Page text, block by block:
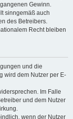
Gewinn.
sinngemäß auch
des Betreibers.
Recht bleiben
und die
wird dem Nutzer per E-
Im Falle
und dem Nutzer
wenn der Nutzer